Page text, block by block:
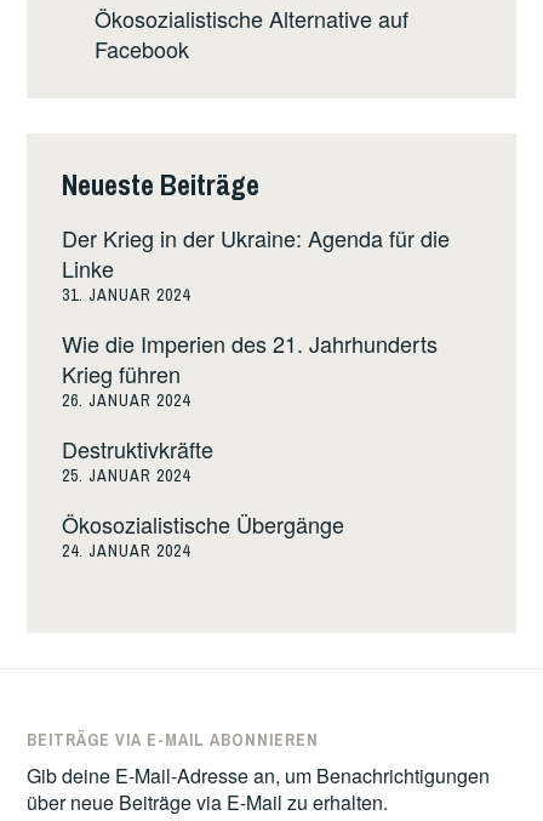
Ökosozialistische Alternative auf
Facebook
Neueste Beiträge
Der Krieg in der Ukraine: Agenda für die
Linke
31. JANUAR 2024
Wie die Imperien des 21. Jahrhunderts
Krieg führen
26. JANUAR 2024
Destruktivkräfte
25. JANUAR 2024
Ökosozialistische Übergänge
24. JANUAR 2024
BEITRÄGE VIA E-MAIL ABONNIEREN
Gib deine E-Mail-Adresse an, um Benachrichtigungen
über neue Beiträge via E-Mail zu erhalten.